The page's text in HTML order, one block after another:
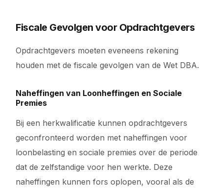
Fiscale Gevolgen voor Opdrachtgevers
Opdrachtgevers moeten eveneens rekening
houden met de fiscale gevolgen van de Wet DBA.
Naheffingen van Loonheffingen en Sociale
Premies
Bij een herkwalificatie kunnen opdrachtgevers
geconfronteerd worden met naheffingen voor
loonbelasting en sociale premies over de periode
dat de zelfstandige voor hen werkte. Deze
naheffingen kunnen fors oplopen, vooral als de